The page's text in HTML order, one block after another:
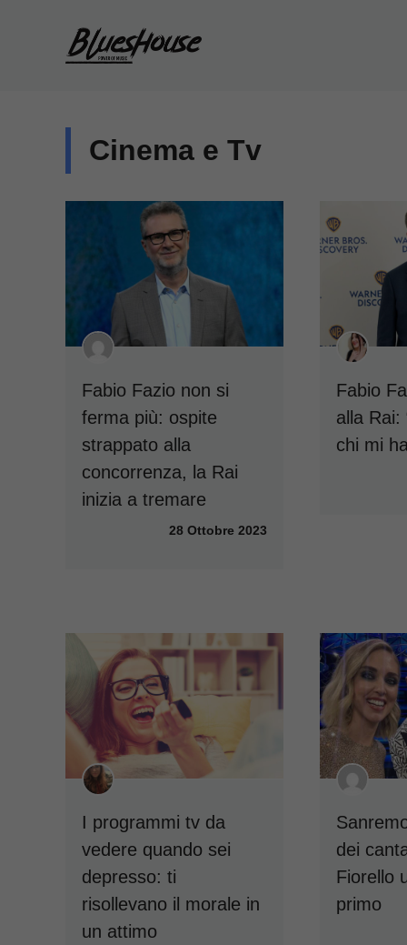
Cinema e Tv
Fabio Fazio non si
ferma più: ospite
strappato alla
concorrenza, la Rai
inizia a tremare
28 Ottobre 2023
Fabio
alla Rai:
chi mi
I programmi tv da
vedere quando sei
depresso: ti
risollevano il morale in
un attimo
dei
Fiorello
primo